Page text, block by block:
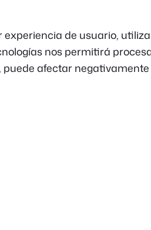
de usuario,
nos permitirá
afectar